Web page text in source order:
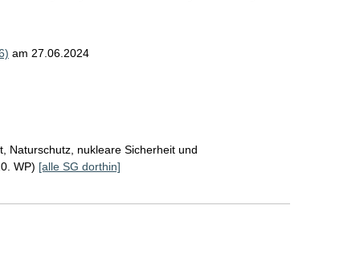
am 27.06.2024
Naturschutz, nukleare Sicherheit und
WP) [alle SG dorthin]